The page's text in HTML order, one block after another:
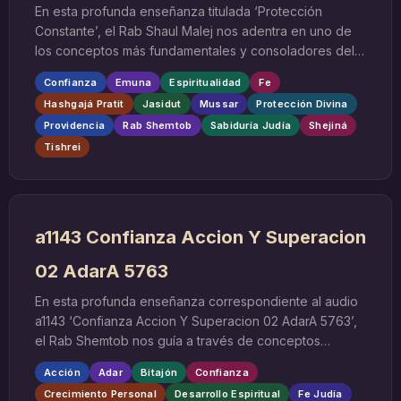
En esta profunda enseñanza titulada ‘Protección
Constante’, el Rab Shaul Malej nos adentra en uno de
los conceptos más fundamentales y consoladores del
judaísmo: la protección divina permanente que
acompaña al ser humano en cada momento de su
existencia. Esta conferencia, pronunciada el 30 de
Tishrei de 5760, nos invita a reflexionar sobre la
naturaleza de la Hashgajá Pratit, la supervisión divina
Confianza Emuna Espiritualidad
Fe
Hashgajá Pratit
Jasidut Mussar
Protección Divina
Providencia
Rab Shemtob Sabiduría Judía
Shejiná
Tishrei
a1143 Confianza Accion Y Superacion
02 AdarA 5763
En esta profunda enseñanza correspondiente al audio
a1143 ‘Confianza Accion Y Superacion 02 AdarA 5763’,
el Rab Shemtob nos guía a través de conceptos
fundamentales del desarrollo espiritual y personal
desde la perspectiva de la sabiduría judía. Esta
Acción Adar Bitajón
Confianza
Crecimiento Personal
Desarrollo Espiritual Fe Judía